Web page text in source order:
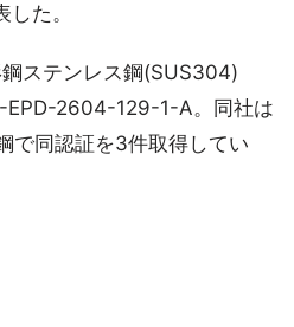
た。
ステンレス鋼(SUS304)
EPD-2604-129-1-A。同社は
で同認証を3件取得してい